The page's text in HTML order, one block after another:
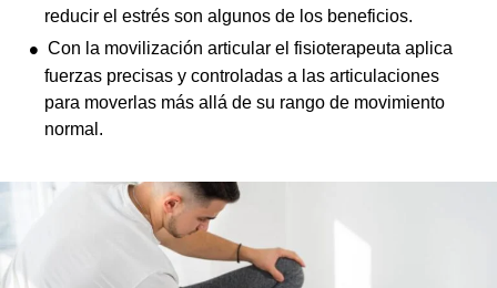
reducir el estrés son algunos de los beneficios.
Con la movilización articular el fisioterapeuta aplica
fuerzas precisas y controladas a las articulaciones
para moverlas más allá de su rango de movimiento
normal.